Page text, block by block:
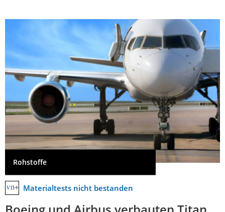
Rohstoffe
Materialtests nicht bestanden